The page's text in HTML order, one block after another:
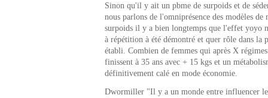
Sinon qu'il y ait un pbme de surpoids et de
nous parlons de l'omniprésence des modèles de
surpoids il y a bien longtemps que l'effet yoyo
à répétition à été démontré et quer rôle dans la
établi. Combien de femmes qui après X
finissent à 35 ans avec + 15 kgs et un
définitivement calé en mode économie.
Dwormiller "Il y a un monde entre influencer